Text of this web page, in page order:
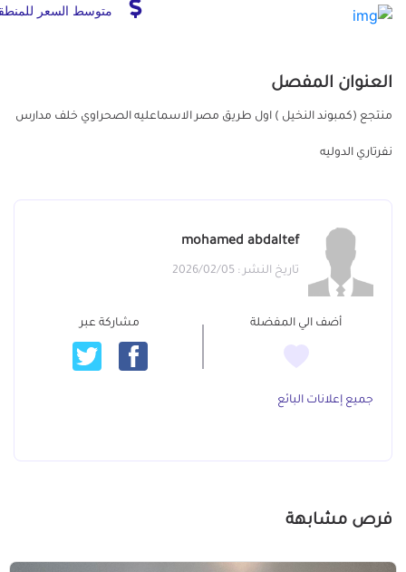
متوسط السعر
العنوان المفصل
منتجع (كمبوند النخيل ) اول طريق مصر الاسماعليه الصحراوي خلف مدارس
نفرتاري الدوليه
mohamed abdaltef
تاريخ النشر : 2026/02/05
أضف الي المفضلة مشاركة عبر
جميع إعلانات البائع
فرص مشابهة